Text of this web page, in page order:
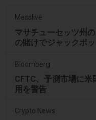
Masslive
マサチューセッツ州
の賭けでジャックポ
Bloomberg
CFTC、予測市場に
用を警告
Crypto News